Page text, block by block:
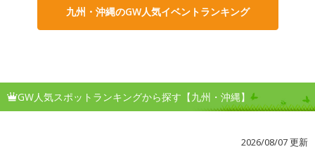
九州・沖縄のGW人気イベントランキング
GW人気スポットランキングから探す【九州・沖縄】
2026/08/07 更新